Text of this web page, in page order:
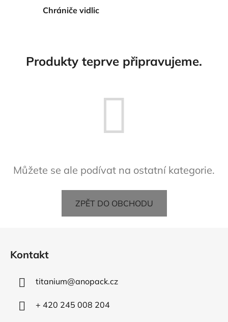
Chrániče vidlic
Produkty teprve připravujeme.
Můžete se ale podívat na ostatní kategorie.
ZPĚT DO OBCHODU
Kontakt
titanium@anopack.cz
+ 420 245 008 204